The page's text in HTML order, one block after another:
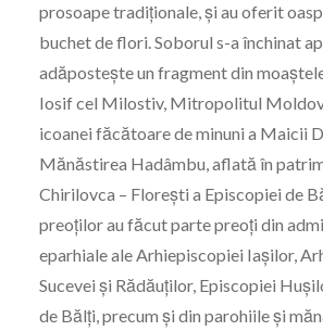
prosoape tradiţionale, şi au oferit
buchet de flori. Soborul s-a închinat
adăposteşte un fragment din
Iosif cel Milostiv, Mitropolitul
icoanei făcătoare de minuni a Maicii
Mănăstirea Hadâmbu, aflată în
Chirilovca – Floreşti a Episcopiei de
preoţilor au făcut parte preoţi din
eparhiale ale Arhiepiscopiei Iaşilor,
Sucevei şi Rădăuţilor, Episcopiei
de Bălţi, precum şi din parohiile şi